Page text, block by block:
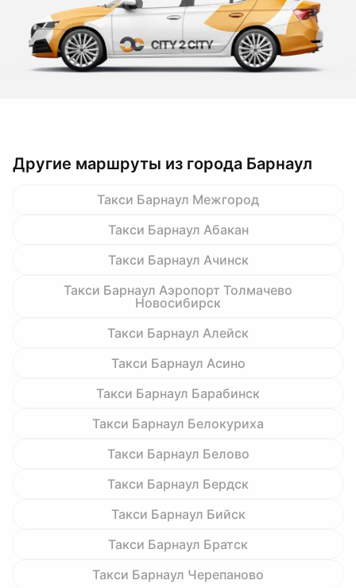
Другие маршруты из города Барнаул
Такси Барнаул Межгород
Такси Барнаул Абакан
Такси Барнаул Ачинск
Такси Барнаул Аэропорт Толмачево
Новосибирск
Такси Барнаул Алейск
Такси Барнаул Асино
Такси Барнаул Барабинск
Такси Барнаул Белокуриха
Такси Барнаул Белово
Такси Барнаул Бердск
Такси Барнаул Бийск
Такси Барнаул Братск
Такси Барнаул Черепаново